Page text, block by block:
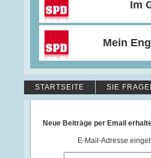
Im
Mein
STARTSEITE SIE
Neue Beiträge per Email
E-Mail-Adresse